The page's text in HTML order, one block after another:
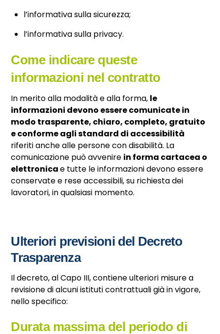
l’informativa sulla sicurezza;
l’informativa sulla privacy.
Come indicare queste
informazioni nel contratto
In merito alla modalità e alla forma, le
informazioni devono essere comunicate in
modo trasparente, chiaro, completo, gratuito
e conforme agli standard di accessibilità
riferiti anche alle persone con disabilità. La
comunicazione può avvenire in forma cartacea o
elettronicae tutte le informazioni devono essere
conservate e rese accessibili, su richiesta dei
lavoratori, in qualsiasi momento.
Ulteriori previsioni del Decreto
Trasparenza
Il decreto, al Capo III, contiene ulteriori misure a
revisione di alcuni istituti contrattuali già in vigore,
nello specifico:
Durata massima del periodo di